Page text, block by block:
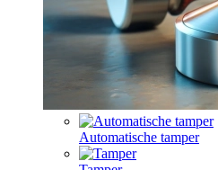
Automatische tamper